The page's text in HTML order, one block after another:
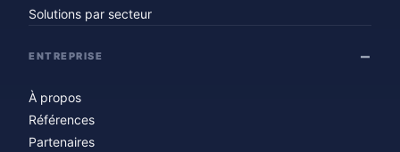
Solutions par secteur
ENTREPRISE
À propos
Références
Partenaires